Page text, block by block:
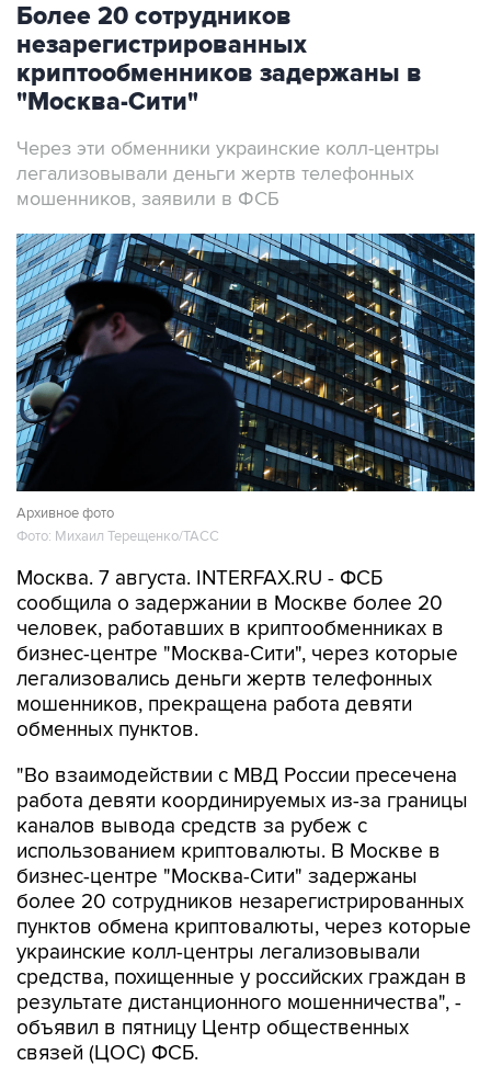
Более 20 сотрудников
незарегистрированных
криптообменников задержаны в
"Москва-Сити"
Через эти обменники украинские колл-центры
легализовывали деньги жертв телефонных
мошенников, заявили в ФСБ
Архивное фото
Фото: Михаил Терещенко/ТАСС
Москва. 7 августа. INTERFAX.RU - ФСБ
сообщила о задержании в Москве более 20
человек, работавших в криптообменниках в
бизнес-центре "Москва-Сити", через которые
легализовались деньги жертв телефонных
мошенников, прекращена работа девяти
обменных пунктов.
"Во взаимодействии с МВД России пресечена
работа девяти координируемых из-за границы
каналов вывода средств за рубеж с
использованием криптовалюты. В Москве в
бизнес-центре "Москва-Сити" задержаны
более 20 сотрудников незарегистрированных
пунктов обмена криптовалюты, через которые
украинские колл-центры легализовывали
средства, похищенные у российских граждан в
результате дистанционного мошенничества", -
объявил в пятницу Центр общественных
связей (ЦОС) ФСБ.